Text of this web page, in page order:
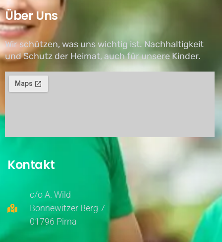
Über Uns
Wir schützen, was uns wichtig ist. Nachhaltigkeit
und Schutz der Heimat, auch für unsere Kinder.
Kontakt
c/o A. Wild
Bonnewitzer Berg 7
01796 Pirna